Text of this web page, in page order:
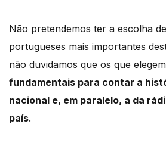
Não pretendemos ter a escolha
portugueses mais importantes
não duvidamos que os que
fundamentais para contar a
nacional e, em paralelo, a da
país.